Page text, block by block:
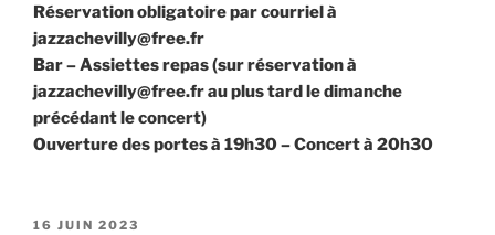
Réservation obligatoire par courriel à
jazzachevilly@free.fr
Bar – Assiettes repas (sur réservation à
jazzachevilly@free.fr au plus tard le dimanche
précédant le concert)
Ouverture des portes à 19h30 – Concert à 20h30
PUBLIÉ
16 JUIN 2023